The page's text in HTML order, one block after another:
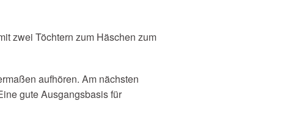
zwei Töchtern zum Häschen zum
aufhören. Am nächsten
gute Ausgangsbasis für